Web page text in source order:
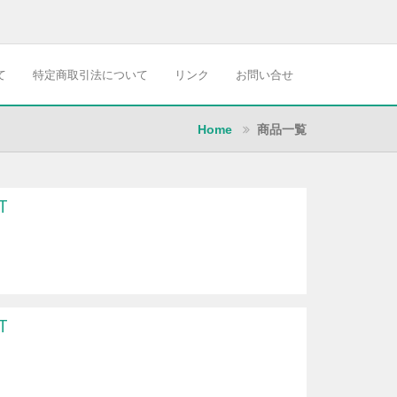
特定商取引法について リンク お問い合せ
Home 商品一覧